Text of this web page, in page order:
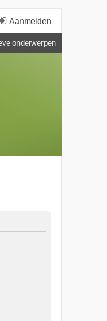
Aanmelden
onderwerpen